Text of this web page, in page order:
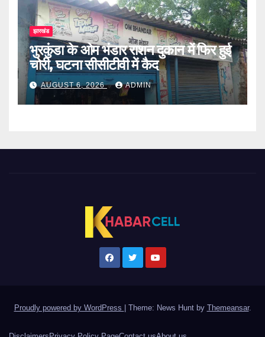
झारखंड
भुरकुंडा के ओम भंडार राशन दुकान में फिर हुई
चोरी, घटना सीसीटीवी में कैद
AUGUST 6, 2026 ADMIN
Proudly powered by WordPress | Theme: News Hunt by Themeansar.